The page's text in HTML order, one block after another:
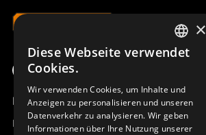
Produktübersicht
Remotus
SWEDISH
DEUTSCH
×
Diese Webseite verwendet
Cookies.
Wir verwenden Cookies, um Inhalte und
Anzeigen zu personalisieren und unseren
Datenverkehr zu analysieren. Wir geben
Informationen über Ihre Nutzung unserer